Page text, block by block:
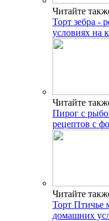
Читайте
Торт зебра -
условиях на
Читайте
Пирог с
рецептов с
Читайте
Торт Птичье
домашних